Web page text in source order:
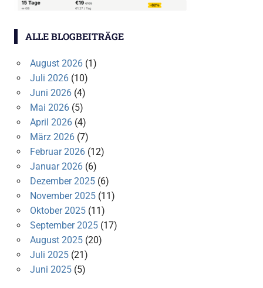
ALLE BLOGBEITRÄGE
August 2026(1)
Juli 2026(10)
Juni 2026(4)
Mai 2026(5)
April 2026(4)
März 2026(7)
Februar 2026(12)
Januar 2026(6)
Dezember 2025(6)
November 2025(11)
Oktober 2025(11)
September 2025(17)
August 2025(20)
Juli 2025(21)
Juni 2025(5)